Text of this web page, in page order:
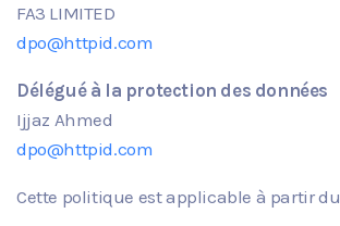
FA3 LIMITED
dpo@httpid.com
Délégué à la protection des données
Ijjaz Ahmed
dpo@httpid.com
Cette politique est applicable à partir du